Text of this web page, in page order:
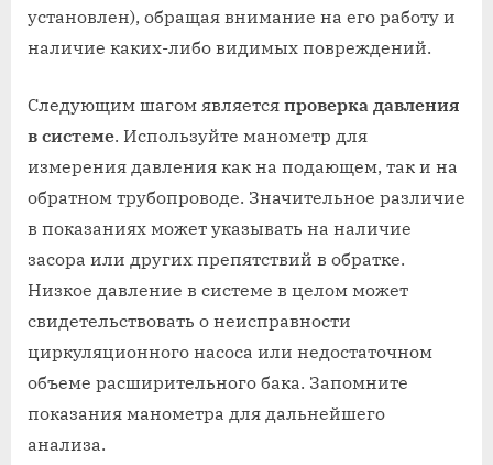
установлен), обращая внимание на его работу и
наличие каких-либо видимых повреждений.
Следующим шагом является проверка давления
в системе. Используйте манометр для
измерения давления как на подающем, так и на
обратном трубопроводе. Значительное различие
в показаниях может указывать на наличие
засора или других препятствий в обратке.
Низкое давление в системе в целом может
свидетельствовать о неисправности
циркуляционного насоса или недостаточном
объеме расширительного бака. Запомните
показания манометра для дальнейшего
анализа.